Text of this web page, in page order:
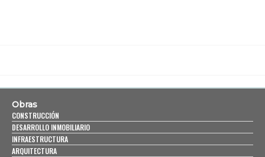
Obras
CONSTRUCCIÓN
DESARROLLO INMOBILIARIO
INFRAESTRUCTURA
ARQUITECTURA